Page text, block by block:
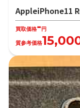
AppleiPhone11
買取価格-円
質参考価格